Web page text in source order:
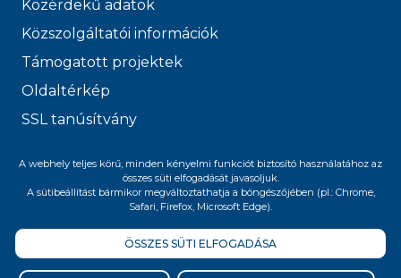
Közérdekű adatok
Közszolgáltatói információk
Támogatott projektek
Oldaltérkép
SSL tanúsítvány
© 2026 FŐVÁROSI
VÍZMŰVEK
Felnőttképzési nyilvántartási szám:
A webhely teljes körű, minden kényelmi funkciót biztosító használatához az
összes süti elfogadását javasoljuk.
A sütibeállítást bármikor megváltoztathatja a böngészőjében (pl.: Chrome,
Safari, Firefox, Microsoft Edge).
ÖSSZES SÜTI ELFOGADÁSA